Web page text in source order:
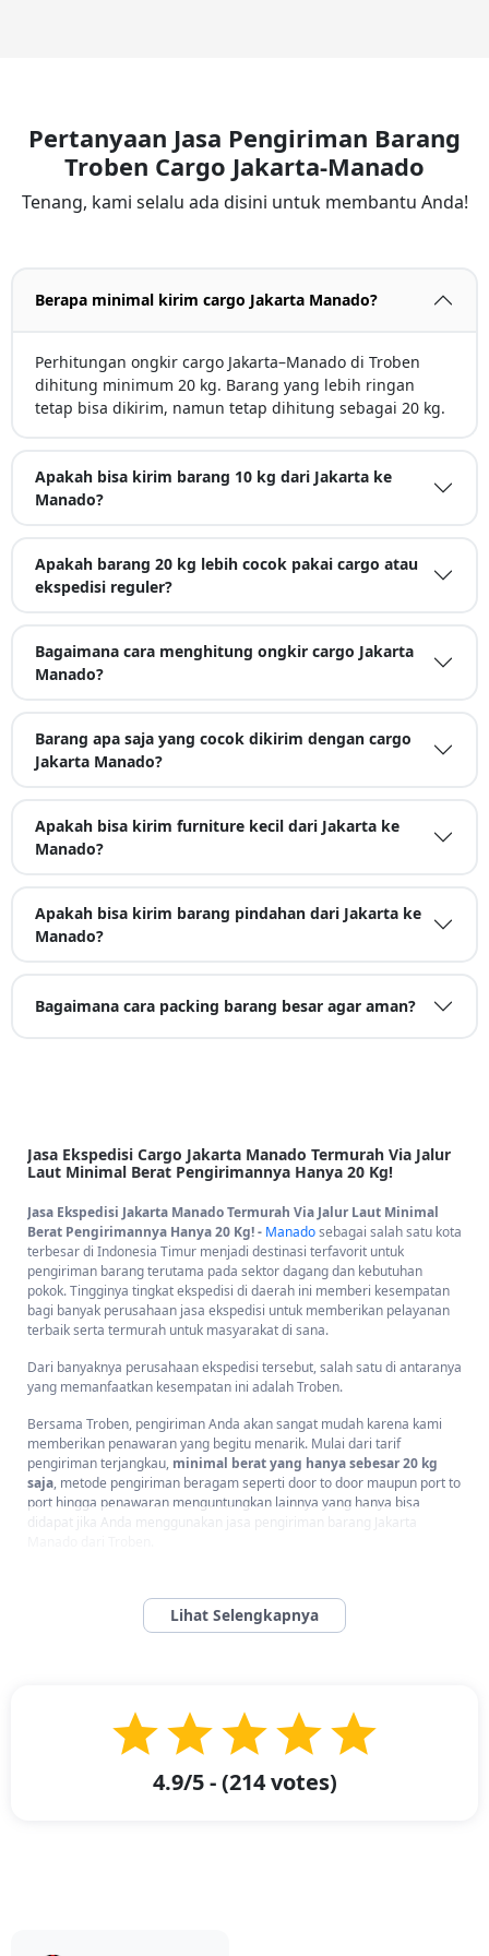
Pertanyaan Jasa Pengiriman Barang
Troben Cargo Jakarta-Manado
Tenang, kami selalu ada disini untuk membantu Anda!
Berapa minimal kirim cargo Jakarta Manado?
Perhitungan ongkir cargo Jakarta–Manado di Troben
dihitung minimum 20 kg. Barang yang lebih ringan
tetap bisa dikirim, namun tetap dihitung sebagai 20 kg.
Apakah bisa kirim barang 10 kg dari Jakarta ke
Manado?
Apakah barang 20 kg lebih cocok pakai cargo atau
ekspedisi reguler?
Bagaimana cara menghitung ongkir cargo Jakarta
Manado?
Barang apa saja yang cocok dikirim dengan cargo
Jakarta Manado?
Apakah bisa kirim furniture kecil dari Jakarta ke
Manado?
Apakah bisa kirim barang pindahan dari Jakarta ke
Manado?
Bagaimana cara packing barang besar agar aman?
Jasa Ekspedisi Cargo Jakarta Manado Termurah Via Jalur
Laut Minimal Berat Pengirimannya Hanya 20 Kg!
Jasa Ekspedisi Jakarta Manado Termurah Via Jalur Laut Minimal
Berat Pengirimannya Hanya 20 Kg! - Manadosebagai salah satu kota
terbesar di Indonesia Timur menjadi destinasi terfavorit untuk
pengiriman barang terutama pada sektor dagang dan kebutuhan
pokok. Tingginya tingkat ekspedisi di daerah ini memberi kesempatan
bagi banyak perusahaan jasa ekspedisi untuk memberikan pelayanan
terbaik serta termurah untuk masyarakat di sana.
Dari banyaknya perusahaan ekspedisi tersebut, salah satu di antaranya
yang memanfaatkan kesempatan ini adalah Troben.
Bersama Troben, pengiriman Anda akan sangat mudah karena kami
memberikan penawaran yang begitu menarik. Mulai dari tarif
pengiriman terjangkau, minimal berat yang hanya sebesar 20 kg
saja, metode pengiriman beragam seperti door to door maupun port to
port hingga penawaran menguntungkan lainnya yang hanya bisa
didapat jika Anda menggunakan jasa pengiriman barang Jakarta
dapatkan. Troben akan pastikan pengalaman menggunakan jasa
ekspedisi kami akan berkesan positif, sebab kami didukung dengan
pelayanan profesional terintegrasi digital, seperti pemesanan barang,
yang siap melayani Anda mulai dari Senin hingga Sabtu
pukul 09.00 sampai 18.00.
Lantas apa lagi yang Anda tunggu? Bagi Anda semua Masyarakat
Jakarta yang ingin mengirimkan barang ke Manado, segeralah gunakan
4.9/5 - (214votes)